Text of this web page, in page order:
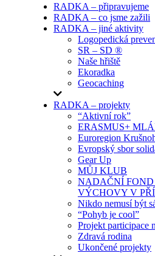
RADKA – připravujeme
RADKA – co jsme zažili
RADKA – jiné aktivity
Logopedická
SR – SD ®
Naše hřiště
Ekoradka
Geocaching
RADKA – projekty
“Aktivní rok”
ERASMUS+
Euroregion
Evropský sbor
Gear Up
MŮJ KLUB
NADAČNÍ
VÝCHOVY V
Nikdo nemusí být
“Pohyb je cool”
Projekt participace
Zdravá rodina
Ukončené projekty